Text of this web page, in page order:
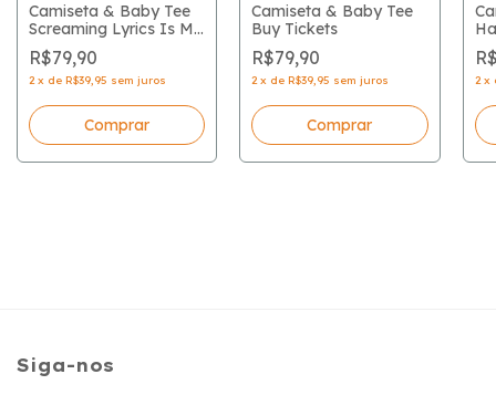
Camiseta & Baby Tee
Screaming Lyrics Is My
Therapy
R$79,90
2 x de R$39,95 sem juros
Comprar
Camiseta & Baby Tee
Buy Tickets
R$79,90
2 x deR$39,95 sem juros
Comprar
2 x
Siga-nos